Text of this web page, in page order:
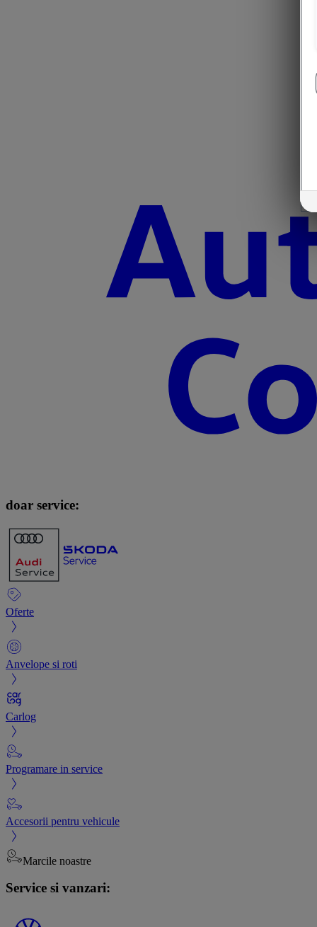
doar service:
Oferte
Anvelope si roti
Carlog
Programare in service
Accesorii pentru vehicule
Marcile noastre
Service si vanzari: